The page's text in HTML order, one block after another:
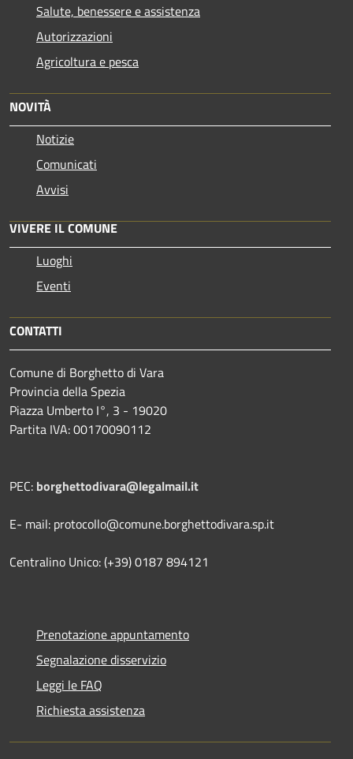
Salute, benessere e assistenza
Autorizzazioni
Agricoltura e pesca
NOVITÀ
Notizie
Comunicati
Avvisi
VIVERE IL COMUNE
Luoghi
Eventi
CONTATTI
Comune di Borghetto di Vara
Provincia della Spezia
Piazza Umberto I°, 3 - 19020
Partita IVA: 00170090112
PEC: borghettodivara@legalmail.it
E- mail: protocollo@comune.borghettodivara.sp.it
Centralino Unico: (+39) 0187 894121
Prenotazione appuntamento
Segnalazione disservizio
Leggi le FAQ
Richiesta assistenza